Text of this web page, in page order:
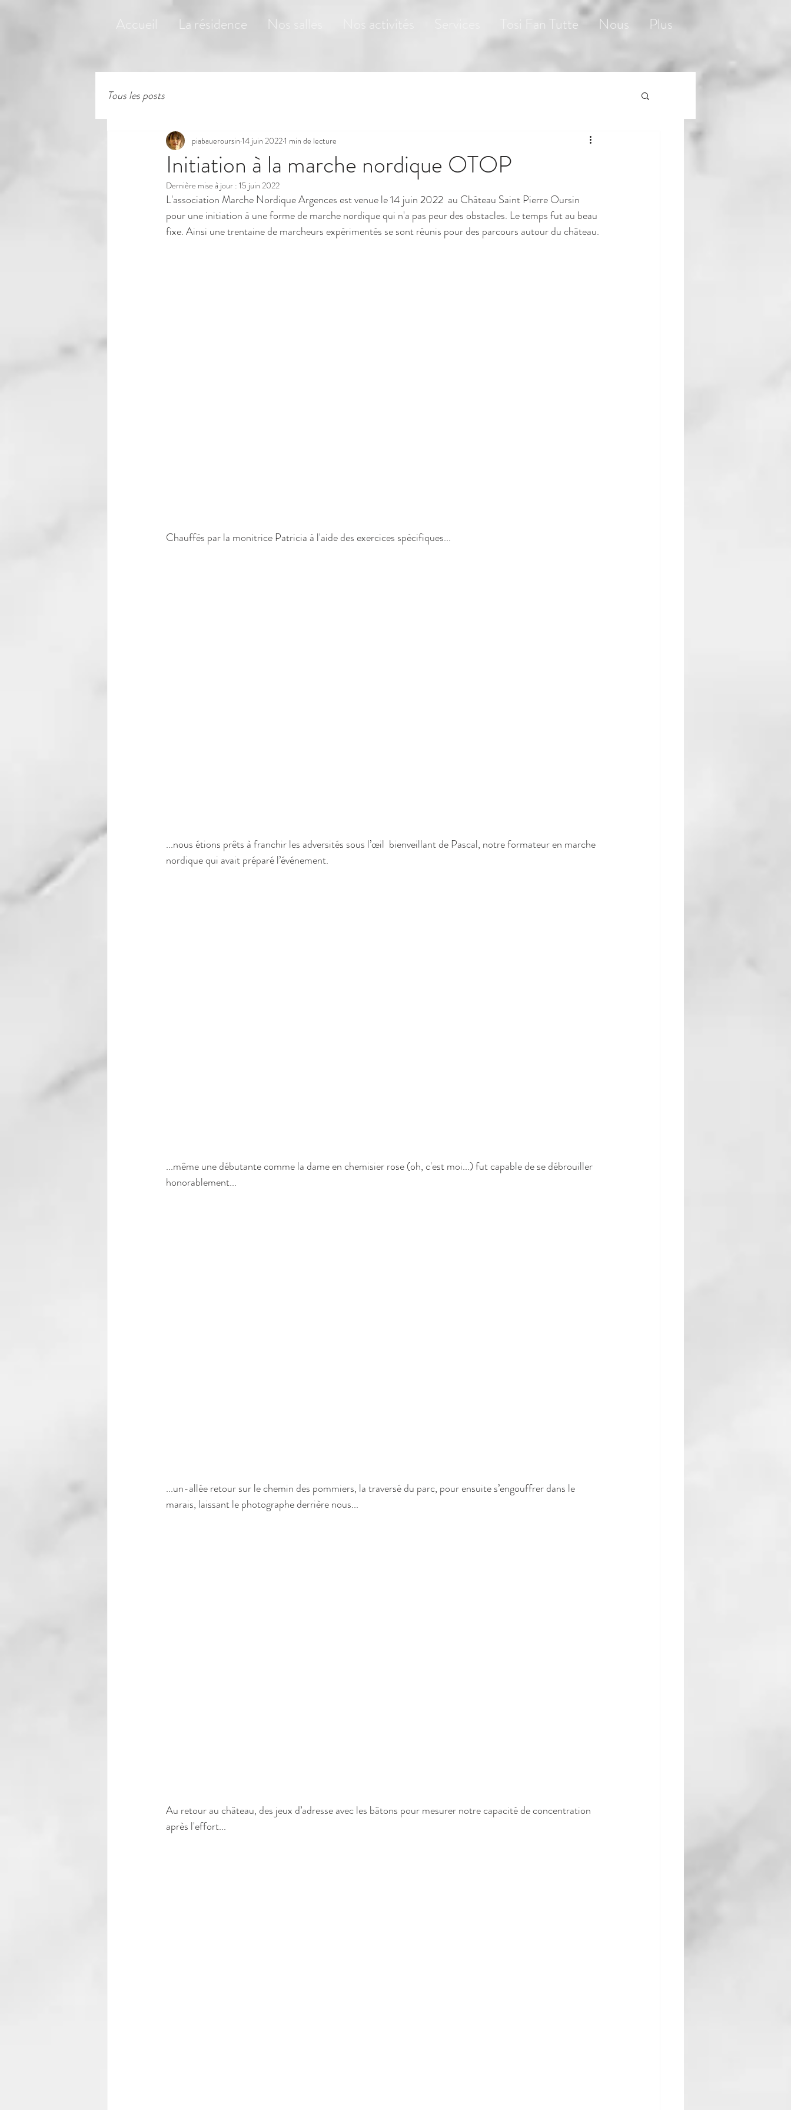
La résidence Nos salles Nos activités Tosi Fan Tutte Nous Plus
Tous les posts
Initiation à la marche nordique OTOP
piabaueroursin 14 juin 20221 min de lecture
Dernière mise à jour : 15 juin 2022
L'association Marche Nordique Argences est venue le 14 juin 2022  au Château Saint Pierre Oursin
pour une initiation à une forme de marche nordique qui n'a pas peur des obstacles. Le temps fut au beau
fixe. Ainsi une trentaine de marcheurs expérimentés se sont réunis pour des parcours autour du château.
Chauffés par la monitrice Patricia à l'aide des exercices spécifiques...
...nous étions prêts à franchir les adversités sous l’œil  bienveillant de Pascal, notre formateur en marche
nordique qui avait préparé l’événement.
...même une débutante comme la dame en chemisier rose (oh, c'est moi...) fut capable de se débrouiller
honorablement...
...un-allée retour sur le chemin des pommiers, la traversé du parc, pour ensuite s’engouffrer dans le
marais, laissant le photographe derrière nous...
Au retour au château, des jeux d’adresse avec les bâtons pour mesurer notre capacité de concentration
après l'effort...